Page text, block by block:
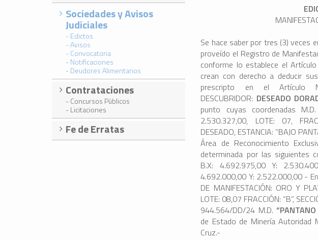
Sociedades y Avisos
Judiciales
- Edictos
- Avisos
- Convocatoria
- Notificaciones
- Deudores Alimentarios
Contrataciones
- Concursos Públicos
- Licitaciones
Fe de Erratas
Se hace saber por tres (3) veces
proveído el Registro de
conforme lo establece el
crean con derecho a deducir
prescripto en el Artículo
DESCUBRIDOR: DESEADO
punto cuyas coordenadas
2.530.327,00, LOTE: 07,
DESEADO, ESTANCIA: “BAJO
Área de Reconocimiento
determinada por las siguientes
B.X: 4.692.975,00 Y:
4.692.000,00 Y: 2.522.000,00 -
DE MANIFESTACIÓN: ORO Y
LOTE: 08,07 FRACCIÓN: “B”,
944.564/DD/24 M.D.“
de Estado de Minería Autoridad
Cruz.-